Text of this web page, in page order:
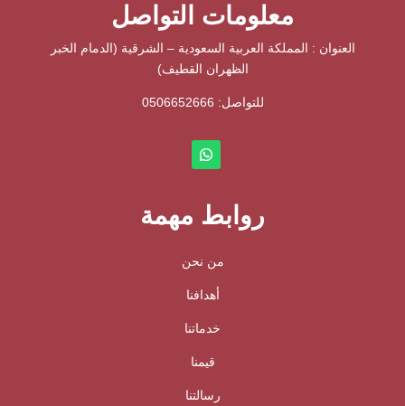
معلومات التواصل
العنوان : المملكة العربية السعودية – الشرقية (الدمام الخبر
الظهران القطيف)
للتواصل: ⁦ 0506652666
روابط مهمة
من نحن
أهدافنا
خدماتنا
قيمنا
رسالتنا